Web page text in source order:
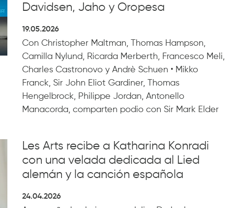
Davidsen, Jaho y Oropesa
19.05.2026
Con Christopher Maltman, Thomas Hampson,
Camilla Nylund, Ricarda Merberth, Francesco Meli,
Charles Castronovo y Andrè Schuen • Mikko
Franck, Sir John Eliot Gardiner, Thomas
Hengelbrock, Philippe Jordan, Antonello
Manacorda, comparten podio con Sir Mark Elder
Les Arts recibe a Katharina Konradi
con una velada dedicada al Lied
alemán y la canción española
24.04.2026